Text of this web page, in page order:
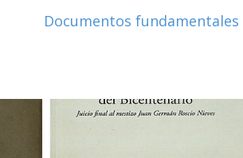
Documentos fundamentales